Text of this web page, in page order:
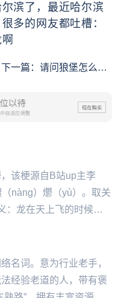
滨了，最近哈尔滨
多的网友都吐槽：
下一篇：请问狼堡怎么走
该梗源自B站up主李
nà‌‌‌‌‌‌‌‌ng）爩（yù）。取关
：龙在天上飞的时候，
名词。意为行业老手，
经验老道的人，带有褒